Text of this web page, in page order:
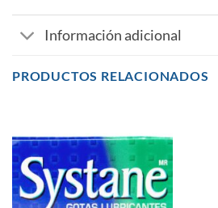
Información adicional
PRODUCTOS RELACIONADOS